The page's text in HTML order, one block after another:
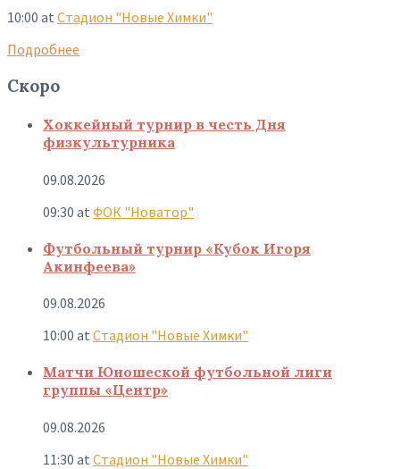
10:00 at Стадион "Новые Химки"
Подробнее
Скоро
Хоккейный турнир в честь Дня
физкультурника
09.08.2026
09:30 at ФОК "Новатор"
Футбольный турнир «Кубок Игоря
Акинфеева»
09.08.2026
10:00 at Стадион "Новые Химки"
Матчи Юношеской футбольной лиги
группы «Центр»
09.08.2026
11:30 at Стадион "Новые Химки"